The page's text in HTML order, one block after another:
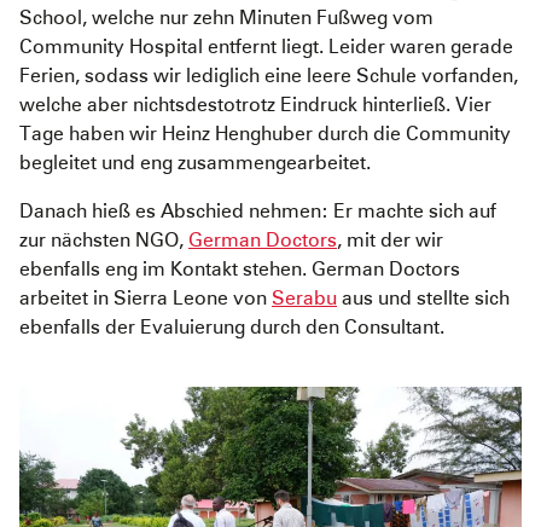
School, welche nur zehn Minuten Fußweg vom
Community Hospital entfernt liegt. Leider waren gerade
Ferien, sodass wir lediglich eine leere Schule vorfanden,
welche aber nichtsdestotrotz Eindruck hinterließ. Vier
Tage haben wir Heinz Henghuber durch die Community
begleitet und eng zusammengearbeitet.
Danach hieß es Abschied nehmen: Er machte sich auf
zur nächsten NGO, German Doctors, mit der wir
ebenfalls eng im Kontakt stehen. German Doctors
arbeitet in Sierra Leone von Serabu aus und stellte sich
ebenfalls der Evaluierung durch den Consultant.